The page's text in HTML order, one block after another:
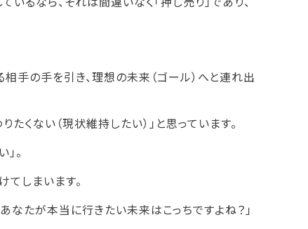
相手の手を引き、理想の未来（ゴール）へと連れ出
くない（現状維持したい）」と思っています。
。
しまいます。
なたが本当に行きたい未来はこっちですよね？」